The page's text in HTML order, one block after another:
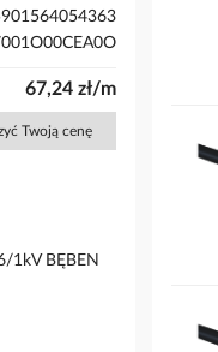
67,24 zł/m
Twoją cenę
1kV BĘBEN